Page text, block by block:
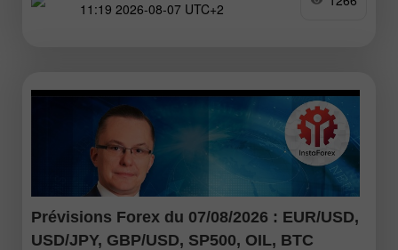
11:19 2026-08-07 UTC+2
Prévisions Forex du 07/08/2026 : EUR/USD,
USD/JPY, GBP/USD, SP500, OIL, BTC